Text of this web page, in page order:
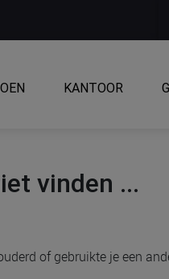
KANTOOR
vinden ...
of gebruikte je een